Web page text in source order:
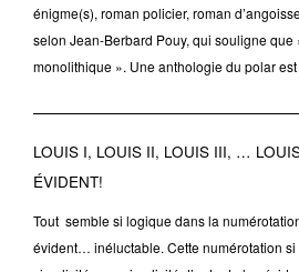
énigme(s), roman policier, roman
selon Jean-Berbard Pouy, qui souligne que
monolithique ». Une anthologie du polar
LOUIS I, LOUIS II, LOUIS III, …
ÉVIDENT!
Tout semble si logique dans la
évident… inéluctable. Cette numérotation si